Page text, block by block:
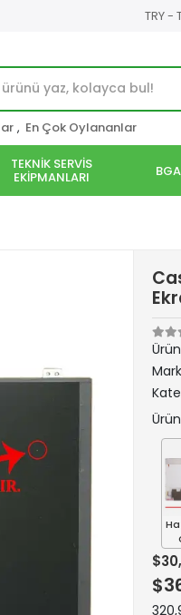
TRY -
, En Çok Oylananlar
TEKNİK SERVİS
EKİPMANLARI